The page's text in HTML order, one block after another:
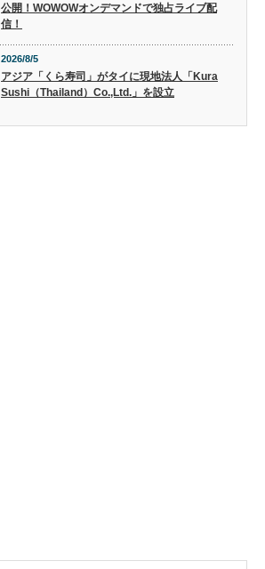
公開！WOWOWオンデマンドで独占ライブ配
信！
2026/8/5
アジア「くら寿司」がタイに現地法人「Kura
Sushi（Thailand）Co.,Ltd.」を設立